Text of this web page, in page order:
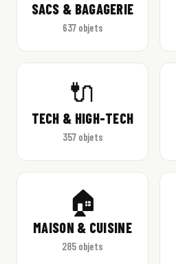
SACS & BAGAGERIE
637 objets
🔌
TECH & HIGH-TECH
357 objets
🏠
MAISON & CUISINE
285 objets